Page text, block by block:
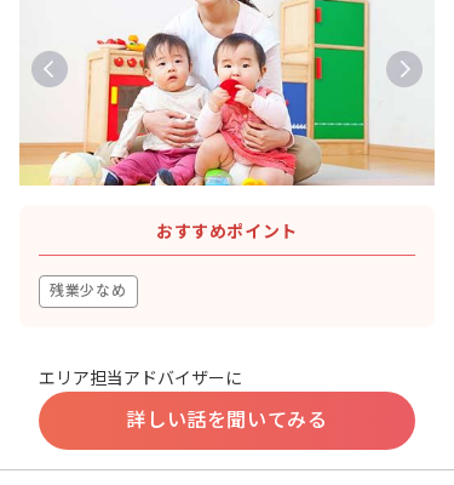
おすすめポイント
残業少なめ
エリア担当アドバイザーに
詳しい話を聞いてみる